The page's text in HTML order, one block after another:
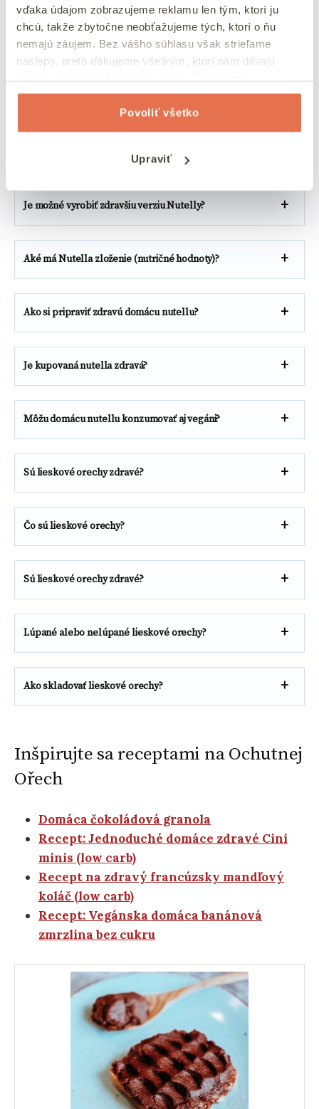
vďaka údajom zobrazujeme reklamu len tým, ktorí ju
chcú, takže zbytočne neobťažujeme tých, ktorí o ňu
nemajú záujem. Bez vášho súhlasu však strieľame
naslepo, preto ďakujeme všetkým, ktorí nám dávajú
Povoliť všetko
Upraviť
arašidové maslo, by si najradšej urobili zásobu
kg balenia arašidového masla . Toto želanie vám
už môžeme splniť, ale máme pre vás tiež
musíte zostať len pri jednom balení?
FAQ – Najčastejšie otázky
Je možné vyrobiť zdravšiu verziu Nutelly?
Aké má Nutella zloženie (nutričné hodnoty)?
Ako si pripraviť zdravú domácu nutellu?
Je kupovaná nutella zdravá?
Môžu domácu nutellu konzumovať aj vegáni?
Sú lieskové orechy zdravé?
Čo sú lieskové orechy?
Sú lieskové orechy zdravé?
Lúpané alebo nelúpané lieskové orechy?
Ako skladovať lieskové orechy?
Inšpirujte sa receptami na Ochutnej
Ořech
Domáca čokoládová granola
Recept: Jednoduché domáce zdravé Cini
minis (low carb)
Recept na zdravý francúzsky mandľový
koláč (low carb)
Recept: Vegánska domáca banánová
zmrzlina bez cukru